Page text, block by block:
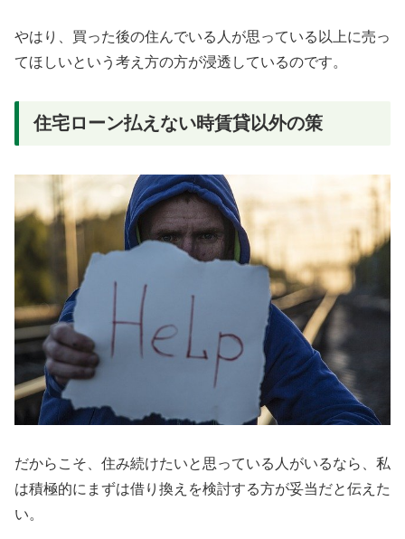
やはり、買った後の住んでいる人が思っている以上に売っ
てほしいという考え方の方が浸透しているのです。
住宅ローン払えない時賃貸以外の策
だからこそ、住み続けたいと思っている人がいるなら、私
は積極的にまずは借り換えを検討する方が妥当だと伝えた
い。